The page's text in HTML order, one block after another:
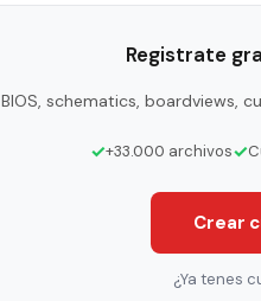
Registrate
BIOS, schematics, boardviews,
✓+33.000 archivos✓
Crear
¿Ya tenes